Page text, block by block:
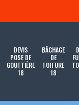
DEVIS
POSE DE
GOUTTIÈRE
18
BÂCHAGE
DE
TOITURE
18